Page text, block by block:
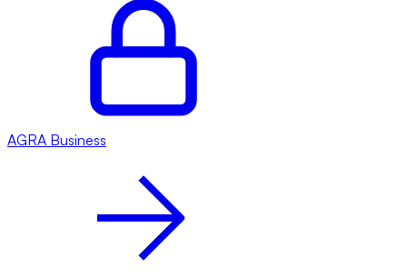
AGRA Business